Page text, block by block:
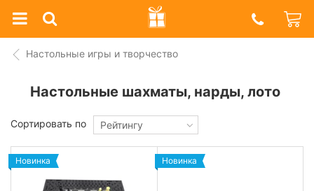
Prazdnik
Shop
Настольные игры и творчество
Настольные шахматы, нарды, лото
Сортировать по Рейтингу
Новинка Новинка